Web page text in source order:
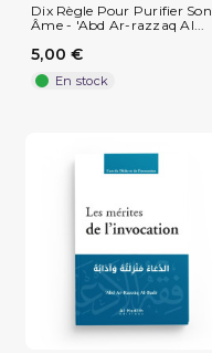
Dix Règle Pour Purifier Son
Âme - 'Abd Ar-razzaq Al...
5,00 €
En stock